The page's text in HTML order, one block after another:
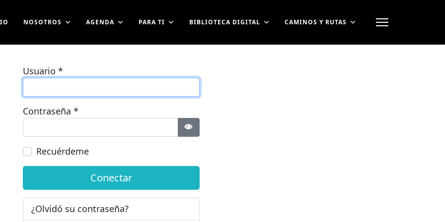
NOSOTROS AGENDA PARA TI BIBLIOTECA DIGITAL CAMINOS Y RUTAS
Usuario *
Contraseña *
Mostrar contraseña
Recuérdeme
Conectar
¿Olvidó su contraseña?